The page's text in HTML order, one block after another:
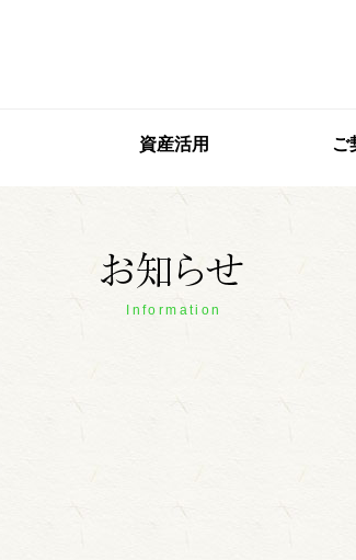
資産活用 ご
Information